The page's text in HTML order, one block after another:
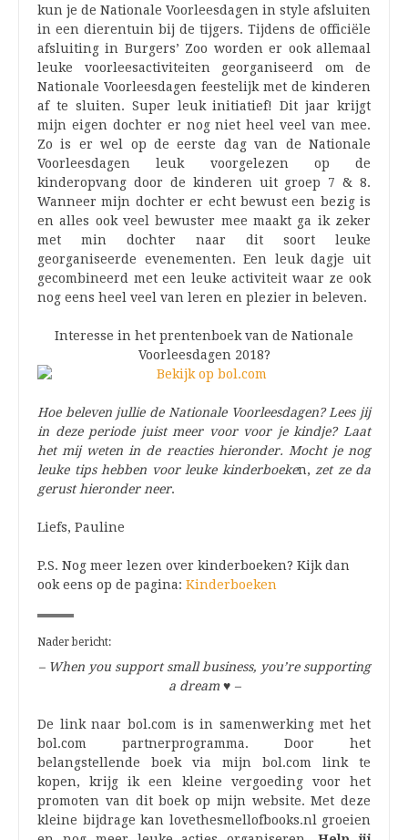
kun je de Nationale Voorleesdagen in style afsluiten
in een dierentuin bij de tijgers. Tijdens de officiële
afsluiting in Burgers’ Zoo worden er ook allemaal
leuke voorleesactiviteiten georganiseerd om de
Nationale Voorleesdagen feestelijk met de kinderen
af te sluiten. Super leuk initiatief! Dit jaar krijgt
mijn eigen dochter er nog niet heel veel van mee.
Zo is er wel op de eerste dag van de Nationale
Voorleesdagen leuk voorgelezen op de
kinderopvang door de kinderen uit groep 7 & 8.
Wanneer mijn dochter er echt bewust een bezig is
en alles ook veel bewuster mee maakt ga ik zeker
met min dochter naar dit soort leuke
georganiseerde evenementen. Een leuk dagje uit
gecombineerd met een leuke activiteit waar ze ook
nog eens heel veel van leren en plezier in beleven.
Interesse in het prentenboek van de Nationale
Voorleesdagen 2018?
Hoe beleven jullie de Nationale Voorleesdagen? Lees jij
in deze periode juist meer voor voor je kindje? Laat
het mij weten in de reacties hieronder. Mocht je nog
leuke tips hebben voor leuke kinderboeken, zet ze da
gerust hieronder neer.
Liefs, Pauline
P.S. Nog meer lezen over kinderboeken? Kijk dan
ook eens op de pagina: Kinderboeken
Nader bericht:
– When you support small business, you’re supporting
a dream ♥ –
De link naar bol.com is in samenwerking met het
bol.com partnerprogramma. Door het
belangstellende boek via mijn bol.com link te
kopen, krijg ik een kleine vergoeding voor het
promoten van dit boek op mijn website. Met deze
kleine bijdrage kan lovethesmellofbooks.nl groeien